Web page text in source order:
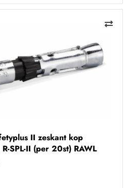
II zeskant kop
SPL-II (per 20st) RAWL